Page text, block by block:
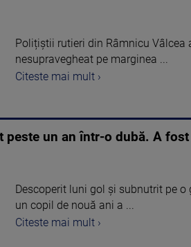
Polițiștii rutieri din Râmnicu
nesupravegheat pe marginea ...
Citeste mai mult ›
peste un an într-o dubă. A
Descoperit luni gol şi subnutrit pe
un copil de nouă ani a ...
Citeste mai mult ›